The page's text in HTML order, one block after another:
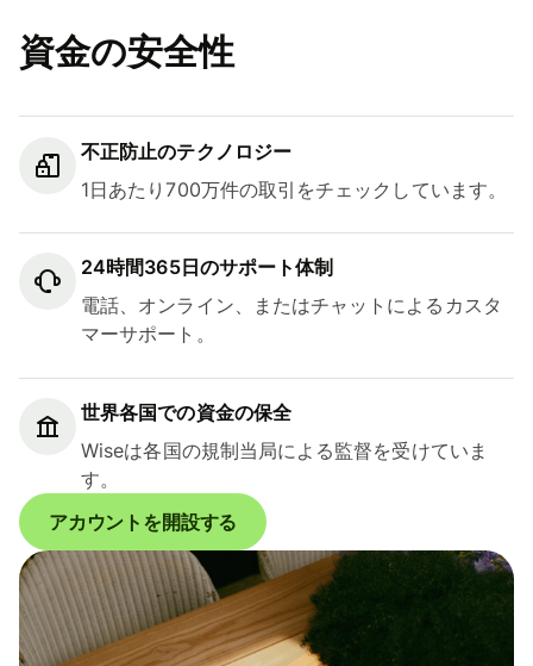
資金の安全性
不正防止のテクノロジー
1日あたり700万件の取引をチェックしています。
24時間365日のサポート体制
電話、オンライン、またはチャットによるカスタ
マーサポート。
世界各国での資金の保全
Wiseは各国の規制当局による監督を受けていま
す。
アカウントを開設する